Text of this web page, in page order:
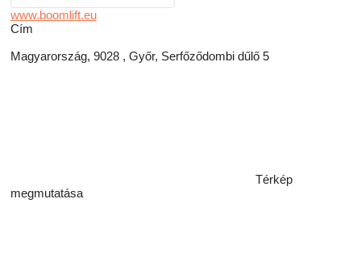
www.boomlift.eu
Сím
Magyarország, 9028 , Győr, Serfőződombi dűlő 5
Térkép
megmutatása